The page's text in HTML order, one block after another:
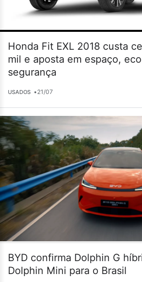
Honda Fit EXL 2018 custa
mil e aposta em espaço,
segurança
USADOS •21/07
BYD confirma Dolphin G
Dolphin Mini para o Brasil